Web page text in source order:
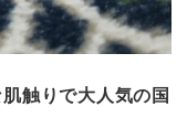
触りで大人気の国